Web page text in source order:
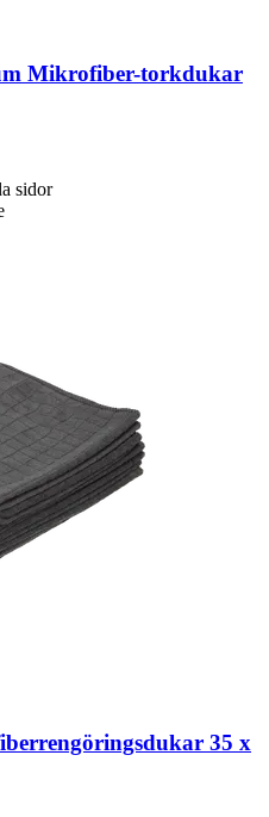
Mikrofiber-​torkdukar
sidor
35 x